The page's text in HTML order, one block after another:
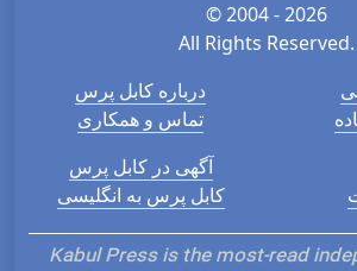
© 2004 - 2026
All Rights Reserved.
درباره کابل پرس
تماس و همکاری
آگهی در کابل پرس
کابل پرس به انگلیسی
Kabul Press is the most-read